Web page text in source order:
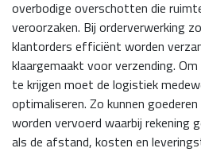
overbodige overschotten die
veroorzaken. Bij orderverwerking
klantorders efficiënt worden
klaargemaakt voor verzending.
te krijgen moet de logistiek
optimaliseren. Zo kunnen
worden vervoerd waarbij rekening
als de afstand, kosten en